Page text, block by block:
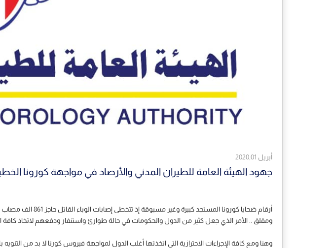
أبريل 2020,01
جهود الهيئة العامة للطيران المدني والأرصاد في مواجهة كورونا
ومقلق .. الأمر الذي جعل كثير من الدول والحكومات في حالة طوارئ واستنفار ودفعهم لاتخاذ كافة
وهنا ومع كافة الإجراءات الاحترازية التي اتخذتها أغلب الدول لمواجهة فيروس كورنا لا بد من